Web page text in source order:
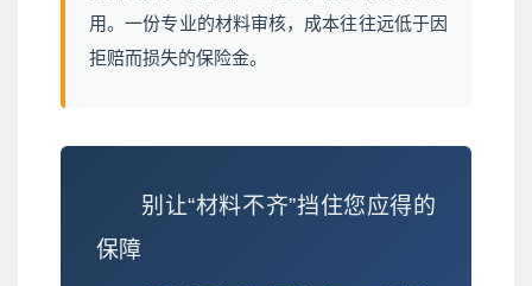
用。一份专业的材料审核，成本往往远低于因
拒赔而损失的保险金。
别让“材料不齐”挡住您应得的
保障